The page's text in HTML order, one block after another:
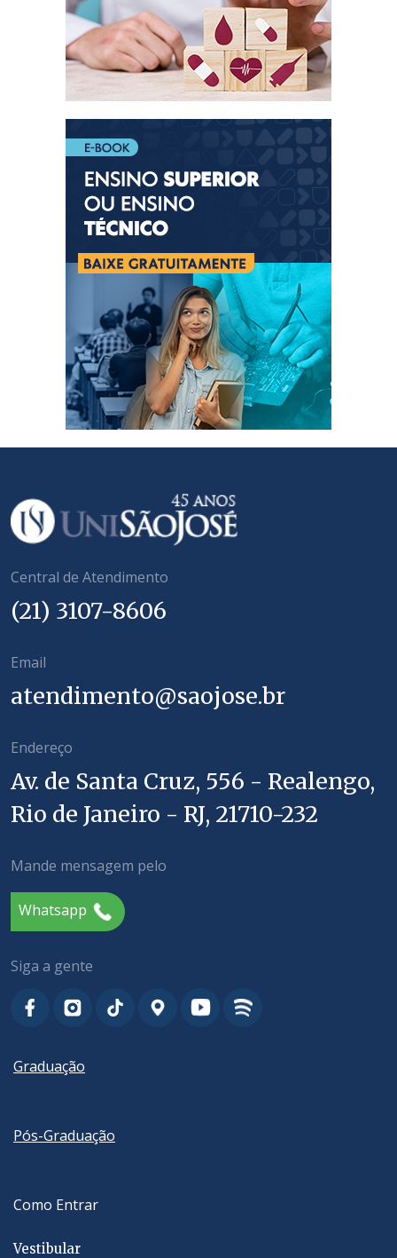
Central de Atendimento
(21) 3107-8606
Email
atendimento@saojose.br
Endereço
Av. de Santa Cruz, 556 - Realengo,
Rio de Janeiro - RJ, 21710-232
Mande mensagem pelo
Whatsapp
Siga a gente
Graduação
Pós-Graduação
Como Entrar
Vestibular